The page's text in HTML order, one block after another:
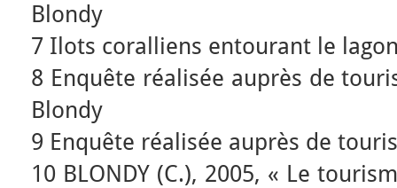
Blondy
7 Ilots coralliens entourant le
8 Enquête réalisée auprès de
Blondy
9 Enquête réalisée auprès de
10 BLONDY (C.), 2005, « Le